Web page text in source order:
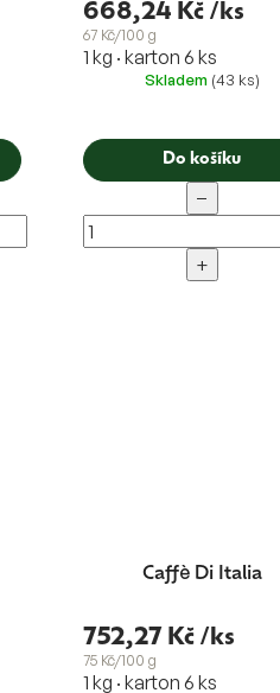
668,24 Kč /ks
67 Kč/100 g
1 kg · karton 6 ks
Skladem (43 ks)
Do košíku
−
+
Caffè Di Italia
752,27 Kč /ks
75 Kč/100 g
1 kg · karton 6 ks